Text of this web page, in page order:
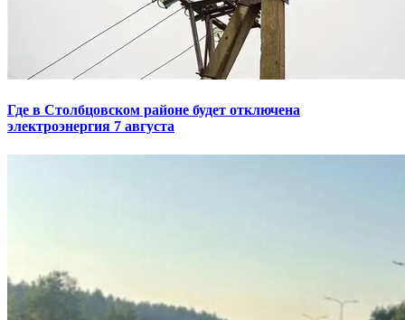
Где в Столбцовском районе будет отключена
электроэнергия 7 августа